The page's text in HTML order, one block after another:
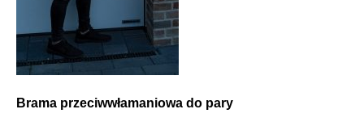
Brama przeciwwłamaniowa do pary